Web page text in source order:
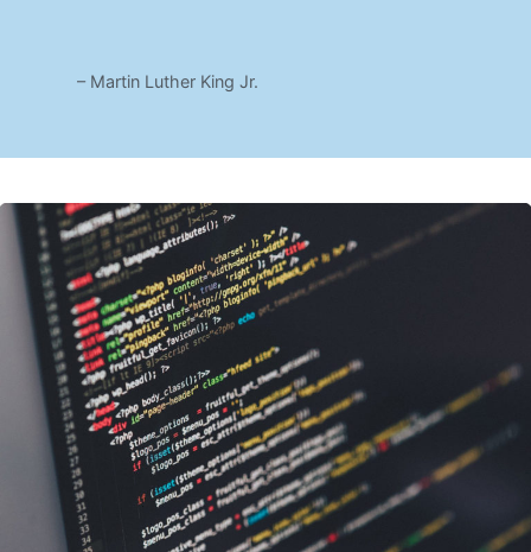
– Martin Luther King Jr.